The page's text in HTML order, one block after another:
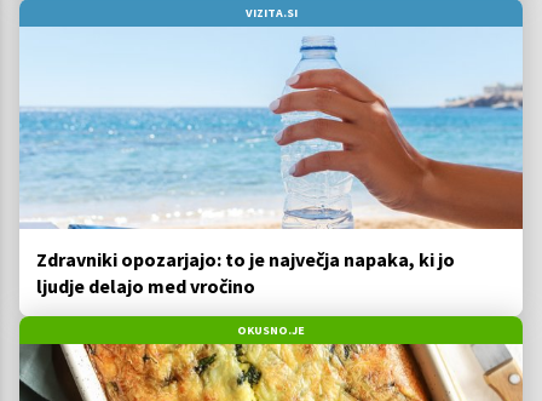
VIZITA.SI
Zdravniki opozarjajo: to je največja napaka, ki jo
ljudje delajo med vročino
OKUSNO.JE